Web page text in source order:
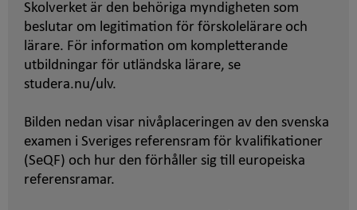
Skolverket är den behöriga myndigheten som
beslutar om legitimation för förskolelärare och
lärare. För information om kompletterande
utbildningar för utländska lärare, se
studera.nu/ulv.
Bilden nedan visar nivåplaceringen av den svenska
examen i Sveriges referensram för kvalifikationer
(SeQF) och hur den förhåller sig till europeiska
referensramar.